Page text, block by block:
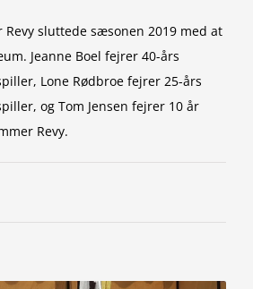
Revy sluttede sæsonen 2019 med at
Jeanne Boel fejrer 40-års
Lone Rødbroe fejrer 25-års
og Tom Jensen fejrer 10 år
Revy.